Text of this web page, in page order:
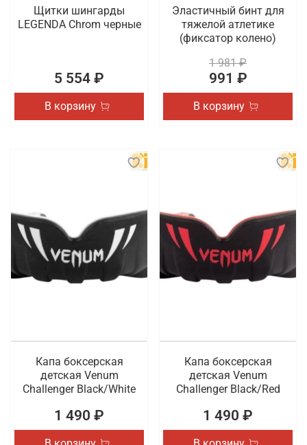
Щитки шингарды
LEGENDA Chrom черные
5 554 ₽
В корзину
Эластичный бинт для
тяжелой атлетике
(фиксатор колено)
1 981 ₽
991 ₽
В корзину
Капа боксерская
детская Venum
Challenger Black/White
1 490 ₽
Капа боксерская
детская Venum
Challenger Black/Red
1 490 ₽